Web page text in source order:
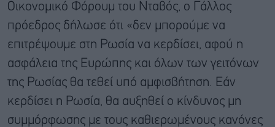
Οικονομικό Φόρουμ του Νταβός, ο Γάλλος
πρόεδρος δήλωσε ότι «δεν μπορούμε να
επιτρέψουμε στη Ρωσία να κερδίσει, αφού η
ασφάλεια της Ευρώπης και όλων των γειτόνων
της Ρωσίας θα τεθεί υπό αμφισβήτηση. Εάν
κερδίσει η Ρωσία, θα αυξηθεί ο κίνδυνος μη
συμμόρφωσης με τους καθιερωμένους κανόνες